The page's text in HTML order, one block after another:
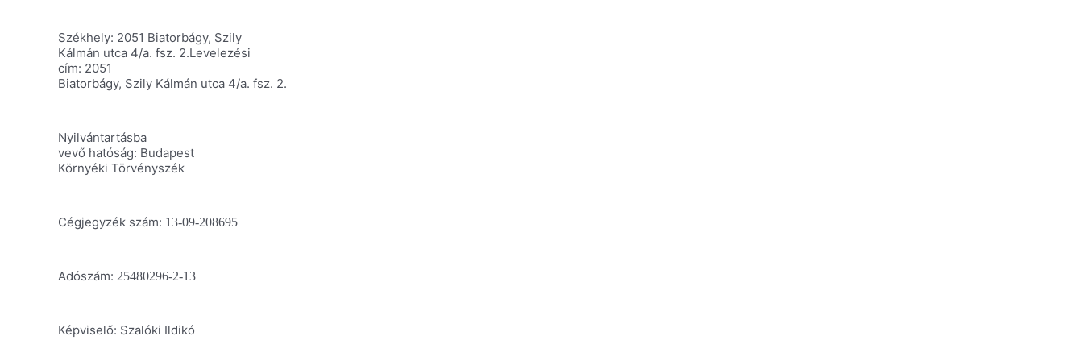
Székhely: 2051 Biatorbágy, Szily
Kálmán utca 4/a. fsz. 2.Levelezési
cím: 2051
Biatorbágy, Szily Kálmán utca 4/a. fsz. 2.
Nyilvántartásba
vevő hatóság: Budapest
Környéki Törvényszék
Cégjegyzék szám: 13-09-208695
Adószám: 25480296-2-13
Képviselő: Szalóki Ildikó